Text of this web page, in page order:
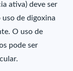
ativa) deve ser
de digoxina
O uso de
pode ser